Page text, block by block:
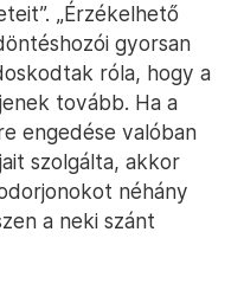
„Érzékelhető
gyorsan
róla, hogy a
tovább. Ha a
engedése valóban
szolgálta, akkor
néhány
a neki szánt